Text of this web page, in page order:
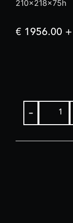
210x218x75h
€ 1956.00
-